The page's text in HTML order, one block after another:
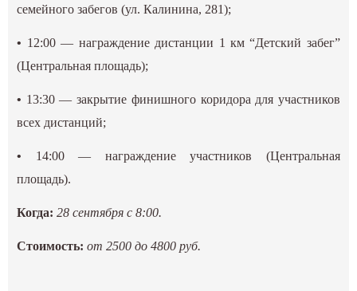
семейного забегов (ул. Калинина, 281);
• 12:00 — награждение дистанции 1 км “Детский забег”
(Центральная площадь);
• 13:30 — закрытие финишного коридора для участников
всех дистанций;
• 14:00 — награждение участников (Центральная
площадь).
Когда: 28 сентября с 8:00.
Стоимость: от 2500 до 4800 руб.